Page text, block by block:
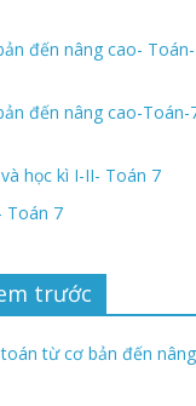
đến nâng cao-
đến nâng cao-Toán-
học kì I-II- Toán 7
Toán 7
trước
từ cơ bản đến